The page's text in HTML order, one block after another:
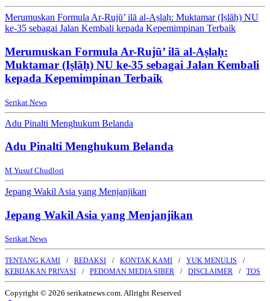
Merumuskan Formula Ar-Rujū’ ilā al-Aṣlaḥ: Muktamar (Iṣlāḥ) NU
ke-35 sebagai Jalan Kembali kepada Kepemimpinan Terbaik
Merumuskan Formula Ar-Rujū’ ilā al-Aṣlaḥ:
Muktamar (Iṣlāḥ) NU ke-35 sebagai Jalan Kembali
kepada Kepemimpinan Terbaik
Serikat News
Adu Pinalti Menghukum Belanda
Adu Pinalti Menghukum Belanda
M Yusuf Chudlori
Jepang Wakil Asia yang Menjanjikan
Jepang Wakil Asia yang Menjanjikan
Serikat News
TENTANG KAMI REDAKSI KONTAK KAMI
YUK MENULIS
KEBIJAKAN PRIVASI
PEDOMAN MEDIA SIBER DISCLAIMER TOS
Copyright © 2026 serikatnews.com. Allright Reserved